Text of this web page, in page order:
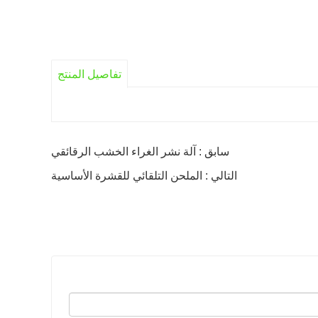
تفاصيل المنتج
سابق : آلة نشر الغراء الخشب الرقائقي
التالي : الملحن التلقائي للقشرة الأساسية